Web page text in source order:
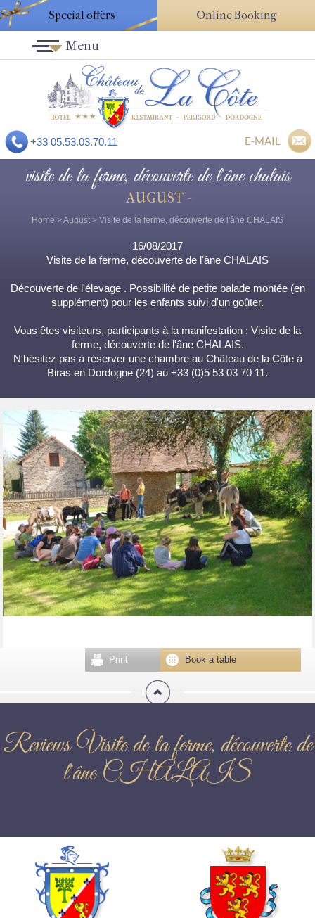
Special offers Online Booking
+33 05.53.03.70.11 E-MAIL
Menu
visite de la ferme, découverte de l'âne chalais
AUGUST -
Home >August > Visite de la ferme, découverte de l'âne CHALAIS
16/08/2017
Visite de la ferme, découverte de l'âne CHALAIS
Découverte de l'élevage . Possibilité de petite balade montée (en
supplément) pour les enfants suivi d'un goûter.
Vous êtes visiteurs, participants à la manifestation : Visite de la
ferme, découverte de l'âne CHALAIS.
N'hésitez pas à réserver une chambre au Château de la Côte à
Biras en Dordogne (24) au +33 (0)5 53 03 70 11.
Book a table
Print
Reviews Visite de la ferme, découverte de
l'âne CHALAIS